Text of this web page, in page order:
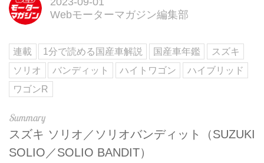
Webモーターマガジン編集部
連載 1分で読める国産車解説 国産車年鑑
スズキ
ソリオ
バンディット ハイトワゴン
ハイブリッド
ワゴンR
スズキ ソリオ／ソリオバンディット（SUZUKI
SOLIO／SOLIO BANDIT）